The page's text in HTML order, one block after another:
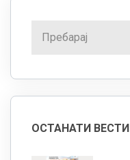
ОСТАНАТИ ВЕСТИ